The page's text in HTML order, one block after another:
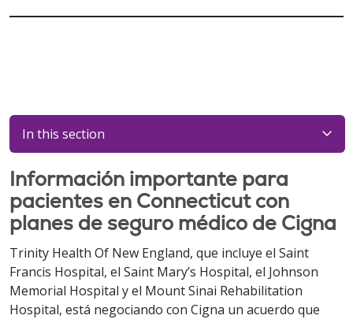
In this section
Información importante para
pacientes en Connecticut con
planes de seguro médico de Cigna
Trinity Health Of New England, que incluye el Saint
Francis Hospital, el Saint Mary’s Hospital, el Johnson
Memorial Hospital y el Mount Sinai Rehabilitation
Hospital, está negociando con Cigna un acuerdo que